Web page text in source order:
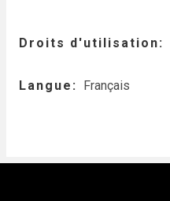
Droits d'utilisation
Langue Français